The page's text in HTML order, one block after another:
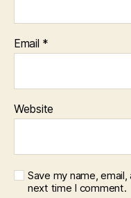
Email *
Website
Save my name,
next time I comment.